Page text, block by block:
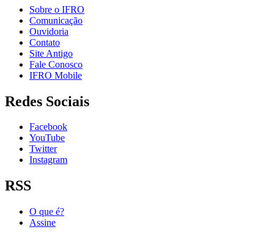
Sobre o IFRO
Comunicação
Ouvidoria
Contato
Site Antigo
Fale Conosco
IFRO Mobile
Redes Sociais
Facebook
YouTube
Twitter
Instagram
RSS
O que é?
Assine